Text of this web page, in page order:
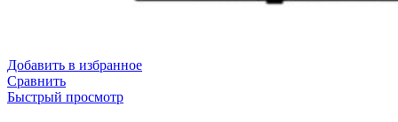
Добавить в избранное
Сравнить
Быстрый просмотр